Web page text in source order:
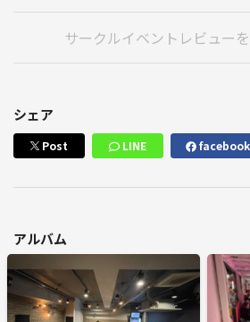
* イベントを主催してみたい
🎯こんな人と一緒にやりたい！
純粋に“人とのつながり”を楽しめる、 明る
ネットワークビジネス／宗教／不動産投資／
勧誘・営業目的の方の主催参加は一切お断り
開催エリア
【東京都】 新宿・銀座・六本木・池袋
サークルイベントレビュー
シェア
Post LINE facebook
アルバム